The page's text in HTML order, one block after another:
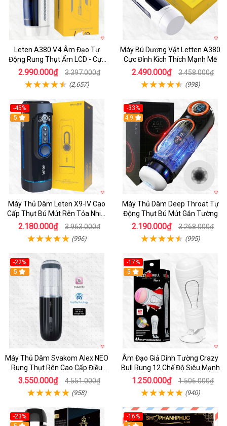
Leten A380 V.4 Âm Đạo Tự
Động Rung Thụt Ấm LCD - Cực
Phê
2.990.000₫ 3.397.000₫
(2,657)
Máy Bú Dương Vật Letten A380
Cực Đỉnh Kích Thích Mạnh Mẽ
2.490.000₫ 3.458.000₫
(998)
-45%
Hot
5
Máy Thủ Dâm Leten X9-IV Cao
Cấp Thụt Bú Mút Rên Tỏa Nhiệt
Sạc Pin
2.180.000₫ 3.963.000₫
(996)
-33%
Hot
4.9
Máy Thủ Dâm Deep Throat Tự
Động Thụt Bú Mút Gắn Tường
2.190.000₫ 3.268.000₫
(995)
-22%
5
Máy Thủ Dâm Svakom Alex NEO
Rung Thụt Rên Cao Cấp Điều
Khiển App
3.550.000₫ 4.551.000₫
(958)
-17%
5
Âm Đạo Giả Dính Tường Crazy
Bull Rung 12 Chế Độ Siêu Mạnh
1.250.000₫ 1.506.000₫
(940)
-23%
-16%